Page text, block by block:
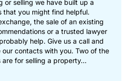
or selling we have built up a
that you might find helpful.
the sale of an existing
or a trusted lawyer
help. Give us a call and
our contacts with you. Two of the
for selling a property...